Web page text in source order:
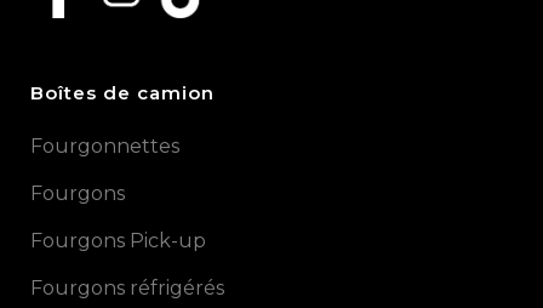
Boîtes de camion
Fourgonnettes
Fourgons
Fourgons Pick-up
Fourgons réfrigérés